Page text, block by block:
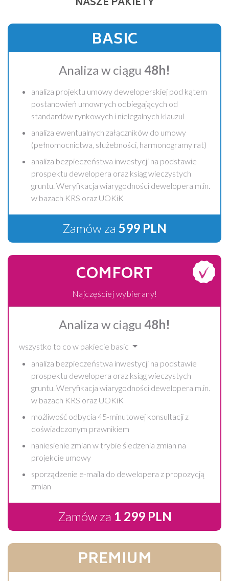
BASIC
Analiza w ciągu 48h!
analiza projektu umowy deweloperskiej pod kątem
postanowień umownych odbiegających od
standardów rynkowych i nielegalnych klauzul
analiza ewentualnych załączników do umowy
(pełnomocnictwa, służebności, harmonogramy rat)
analiza bezpieczeństwa inwestycji na podstawie
prospektu dewelopera oraz ksiąg wieczystych
gruntu. Weryfikacja wiarygodności dewelopera m.in.
w bazach KRS oraz UOKiK
Zamów za 599 PLN
COMFORT
Najczęściej wybierany!
Analiza w ciągu 48h!
wszystko to co w pakiecie basic
analiza bezpieczeństwa inwestycji na podstawie
prospektu dewelopera oraz ksiąg wieczystych
gruntu. Weryfikacja wiarygodności dewelopera m.in.
w bazach KRS oraz UOKiK
możliwość odbycia 45-minutowej konsultacji z
doświadczonym prawnikiem
naniesienie zmian w trybie śledzenia zmian na
projekcie umowy
sporządzenie e-maila do dewelopera z propozycją
zmian
Zamów za 1 299 PLN
PREMIUM